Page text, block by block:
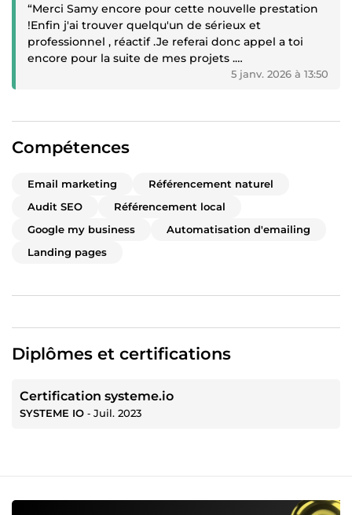
“Merci Samy encore pour cette nouvelle prestation
!Enfin j'ai trouver quelqu'un de sérieux et
professionnel , réactif .Je referai donc appel a toi
encore pour la suite de mes projets .
Je recommande sans hésiter si vous avez différents
5 janv. 2026 à 13:50
Compétences
Email marketing
Référencement naturel
Audit SEO
Référencement local
Google my business
Automatisation d'emailing
Landing pages
Diplômes et certifications
Certification systeme.io
SYSTEME IO ‐ Juil. 2023